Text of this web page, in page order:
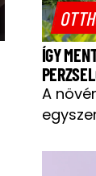
ÍGY
A